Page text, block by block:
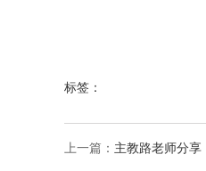
标签：
上一篇： 主教路老师分